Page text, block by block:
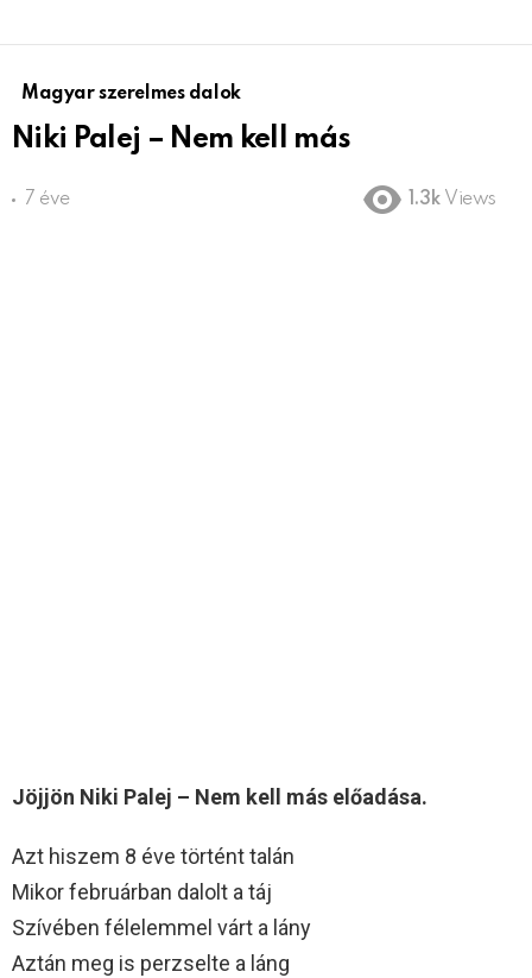
Magyar szerelmes dalok
Niki Palej – Nem kell más
7 éve 1.3k Views
Jöjjön Niki Palej – Nem kell más előadása.
Azt hiszem 8 éve történt talán
Mikor februárban dalolt a táj
Szívében félelemmel várt a lány
Aztán meg is perzselte a láng